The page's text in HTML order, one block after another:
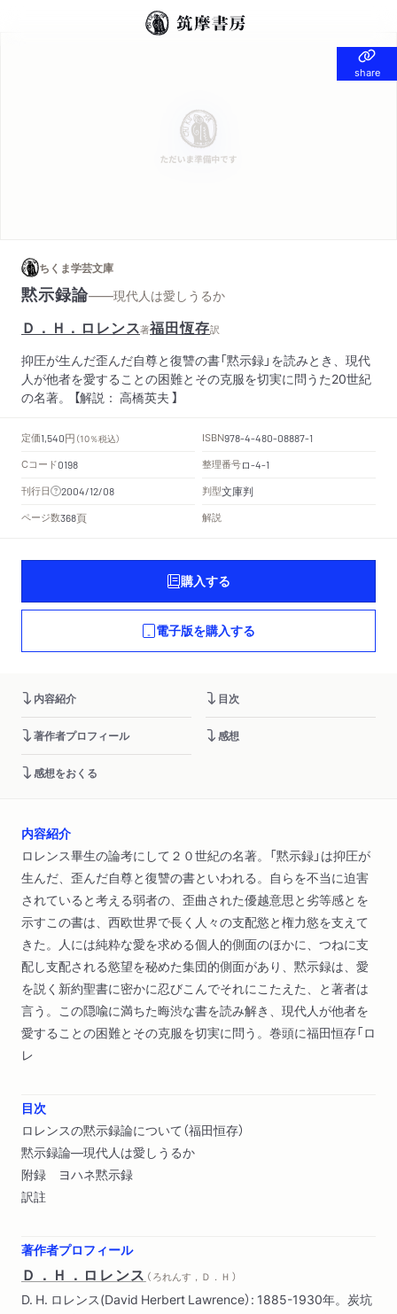
share
share
ちくま学芸文庫
黙示録論——現代人は愛しうるか
Ｄ．Ｈ．ロレンス著福田恆存訳
抑圧が生んだ歪んだ自尊と復讐の書「黙示録」を読みとき、現代
人が他者を愛することの困難とその克服を切実に問うた20世紀
の名著。 【解説： 高橋英夫 】
定価1,540円 （10％税込） ISBN978-4-480-08887-1
Cコード0198 整理番号ロ-4-1
刊行日 2004/12/08 判型文庫判
ページ数368頁 解説
購入する
電子版を購入する
内容紹介 目次
著作者プロフィール 感想
感想をおくる
内容紹介
ロレンス畢生の論考にして２０世紀の名著。「黙示録」は抑圧が
生んだ、歪んだ自尊と復讐の書といわれる。自らを不当に迫害
されていると考える弱者の、歪曲された優越意思と劣等感とを
示すこの書は、西欧世界で長く人々の支配慾と権力慾を支えて
きた。人には純粋な愛を求める個人的側面のほかに、つねに支
配し支配される慾望を秘めた集団的側面があり、黙示録は、愛
を説く新約聖書に密かに忍びこんでそれにこたえた、と著者は
言う。この隠喩に満ちた晦渋な書を読み解き、現代人が他者を
愛することの困難とその克服を切実に問う。巻頭に福田恒存「ロ
レ
目次
ロレンスの黙示録論について（福田恒存）
黙示録論―現代人は愛しうるか
附録 ヨハネ黙示録
訳註
著作者プロフィール
Ｄ．Ｈ．ロレンス （ ろれんす，Ｄ．Ｈ ）
D. H. ロレンス(David Herbert Lawrence）: 1885-1930年。炭坑